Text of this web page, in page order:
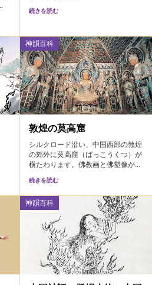
続きを読む
神韻百科
敦煌の莫高窟
シルクロード沿い、中国西部の敦煌
の郊外に莫高窟（ばっこうくつ）が
横たわります。佛教画と佛塑像が...
続きを読む
神韻百科